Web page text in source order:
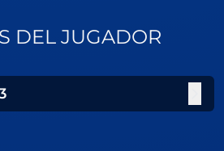
DEL JUGADOR